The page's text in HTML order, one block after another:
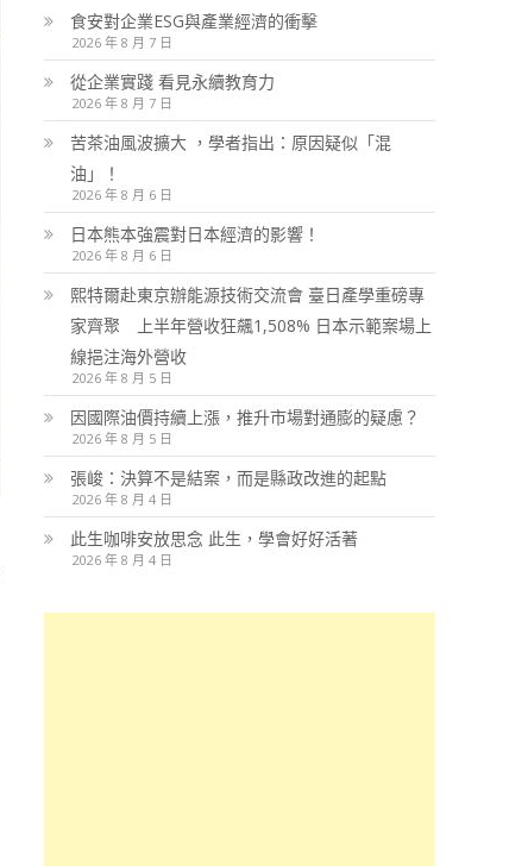
食安對企業ESG與產業經濟的衝擊
2026 年 8 月 7 日
從企業實踐 看見永續教育力
2026 年 8 月 7 日
苦茶油風波擴大 ，學者指出：原因疑似「混
油」！
2026 年 8 月 6 日
日本熊本強震對日本經濟的影響！
2026 年 8 月 6 日
熙特爾赴東京辦能源技術交流會 臺日產學重磅專
家齊聚 上半年營收狂飆1,508% 日本示範案場上
線挹注海外營收
2026 年 8 月 5 日
因國際油價持續上漲，推升市場對通膨的疑慮？
2026 年 8 月 5 日
張峻：決算不是結案，而是縣政改進的起點
2026 年 8 月 4 日
此生咖啡安放思念 此生，學會好好活著
2026 年 8 月 4 日